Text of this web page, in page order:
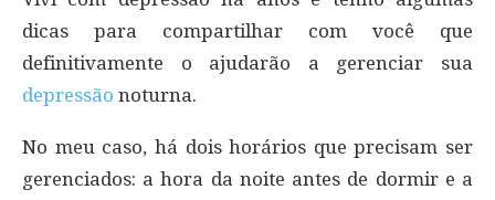
dicas para compartilhar com você que
definitivamente o ajudarão a gerenciar sua
depressão noturna.
No meu caso, há dois horários que precisam ser
gerenciados: a hora da noite antes de dormir e a